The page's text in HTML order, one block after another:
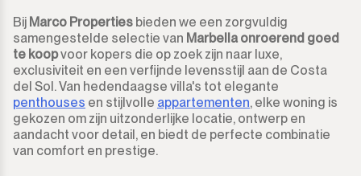
Bij Marco Properties bieden we een zorgvuldig
samengestelde selectie van Marbella onroerend goed
te koopvoor kopers die op zoek zijn naar luxe,
exclusiviteit en een verfijnde levensstijl aan de Costa
del Sol. Van hedendaagse villa's tot elegante
penthouses en stijlvolle appartementen, elke woning is
gekozen om zijn uitzonderlijke locatie, ontwerp en
aandacht voor detail, en biedt de perfecte combinatie
van comfort en prestige.